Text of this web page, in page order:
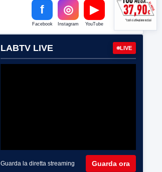
f
Facebook
◎
Instagram
▶
YouTube
LABTV LIVE LIVE
Guarda la diretta streaming Guarda ora